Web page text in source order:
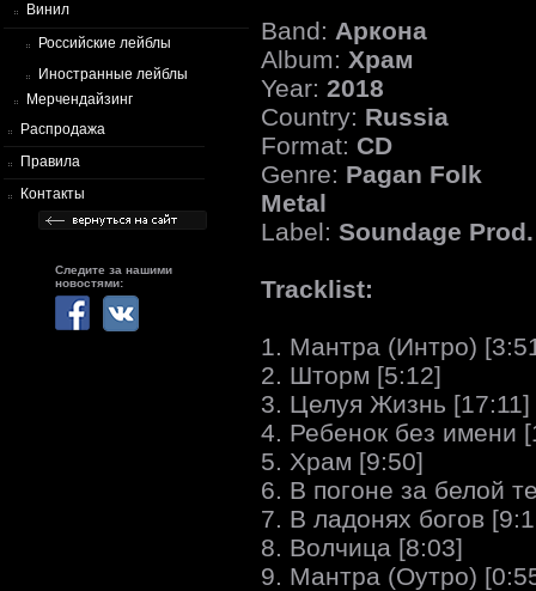
Винил
Российские лейблы
Иностранные лейблы
Мерчендайзинг
Распродажа
Правила
Контакты
Следите за нашими
новостями:
Band: Аркона
Album: Храм
Year: 2018
Country: Russia
Format: CD
Genre: Pagan Folk
Metal
Label: Soundage Prod.
Tracklist:
1. Мантра (Интро)
2. Шторм [5:12]
3. Целуя Жизнь [17:11]
4. Ребенок без имени
5. Храм [9:50]
6. В погоне за белой
7. В ладонях богов
8. Волчица [8:03]
9. Мантра (Оутро)